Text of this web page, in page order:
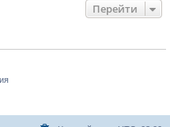
Перейти